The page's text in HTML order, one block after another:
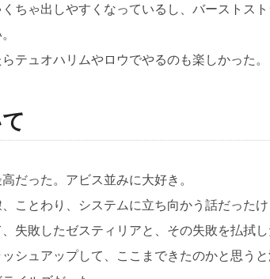
ちゃ出しやすくなっているし、バーストス
テュオハリムやロウでやるのも楽しかった。
だった。アビス並みに大好き。
ことわり、システムに立ち向かう話だった
失敗したゼスティリアと、その失敗を払拭
シュアップして、ここまできたのかと思う